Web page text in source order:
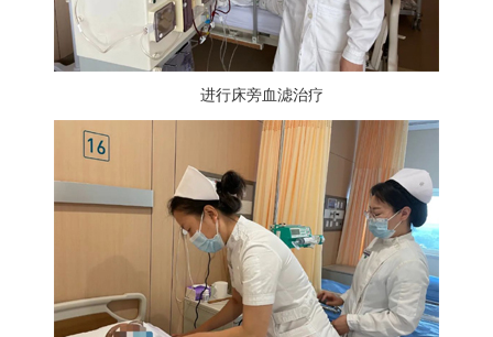
进行床旁血滤治疗